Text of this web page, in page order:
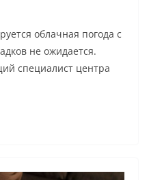
облачная погода с
не ожидается.
специалист центра